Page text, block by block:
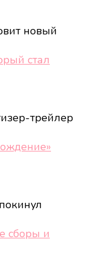
новый
стал
трейлер
сборы и